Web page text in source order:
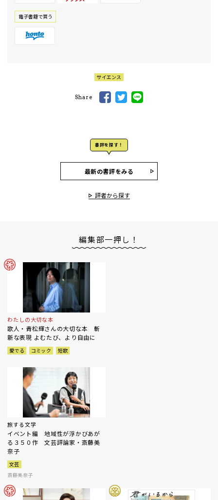
電⼦書籍で買う
サイエンス
Share
書評を探す！
最新の書評をみる
評者から探す
編集部一押し！
わたしの大切な本
歌人・青松輝さんの大切な本 斬
新な表現 よむたび、より自由に
愛でる コミック 短歌
旅する文学
イベント編 地域性が浮かびあが
る３５０作 文芸評論家・斎藤美
奈子
文芸
斎藤美奈子